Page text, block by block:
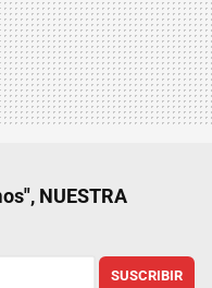
NUESTRA
SUSCRIBIR